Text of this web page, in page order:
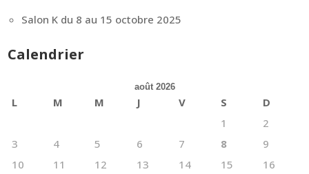
Salon K du 8 au 15 octobre 2025
Calendrier
août 2026
L M M J V S
D
1
2
3
4 5 6 7 8
9
10
11 12 13 14 15 16